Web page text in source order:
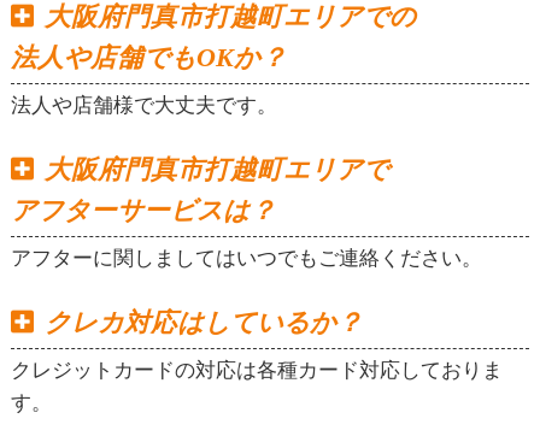
大阪府門真市打越町エリアでの
法人や店舗でもOKか？
法人や店舗様で大丈夫です。
大阪府門真市打越町エリアで
アフターサービスは？
アフターに関しましてはいつでもご連絡ください。
クレカ対応はしているか？
クレジットカードの対応は各種カード対応しておりま
す。